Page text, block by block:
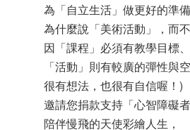
為「自立生活」做更好的準備
為什麼說「美術活動」，而
因「課程」必須有教學目標
「活動」則有較廣的彈性
很有想法，也很有自信喔！)
邀請您捐款支持「心智障礙
陪伴慢飛的天使彩繪人生，